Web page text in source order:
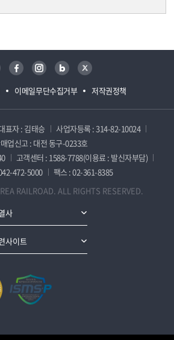
이메일무단수집거부 저작권정책
페이스북 인스타그램 블로그 트위터
표자 : 김태승
사업자등록 : 314-82-10024
업신고 : 대전 동구-0233호
고객센터 : 1588-7788(이용료 : 발신자부담)
472-5000
팩스 : 02-361-8385
RAILROAD. ALL RIGHTS RESERVED.
사
사이트